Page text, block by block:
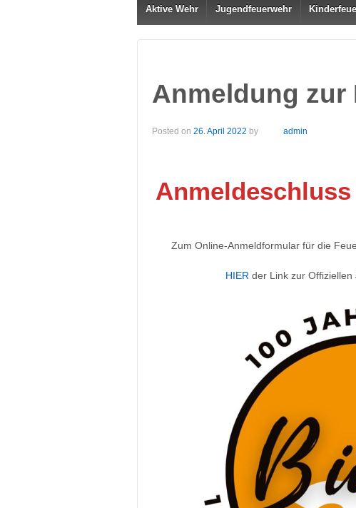
Aktive Wehr Jugendfeuerwehr
Anmeldung zur
Posted on 26. April 2022 by admin
Zum Online-Anmeldformular für die
HIER der Link zur Offiziellen